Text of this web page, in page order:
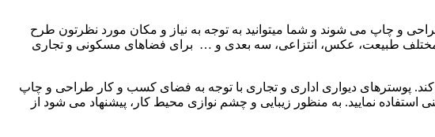
و چاپ می شوند و شما میتوانید به توجه به نیاز و مکان مورد نظرتون طرح
مختلف طبیعت، عکس، انتزاعی، سه بعدی و … برای فضاهای مسکونی و تجاری
پوسترهای دیواری اداری و تجاری با توجه به فضای کسب و کار طراحی و چاپ
نمایید. به منظور زیبایی و چشم نوازی محیط کار، پیشنهاد می شود از